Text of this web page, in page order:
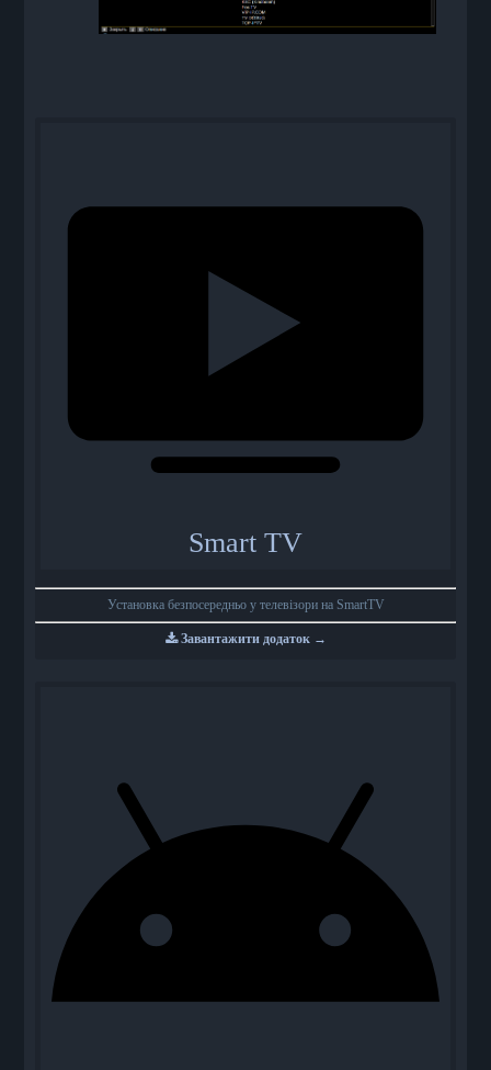
Smart TV
Установка безпосередньо у телевізори на SmartTV
Завантажити додаток →